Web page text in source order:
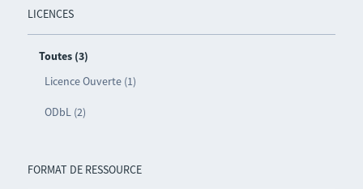
LICENCES
Toutes (3)
Licence Ouverte (1)
ODbL (2)
FORMAT DE RESSOURCE